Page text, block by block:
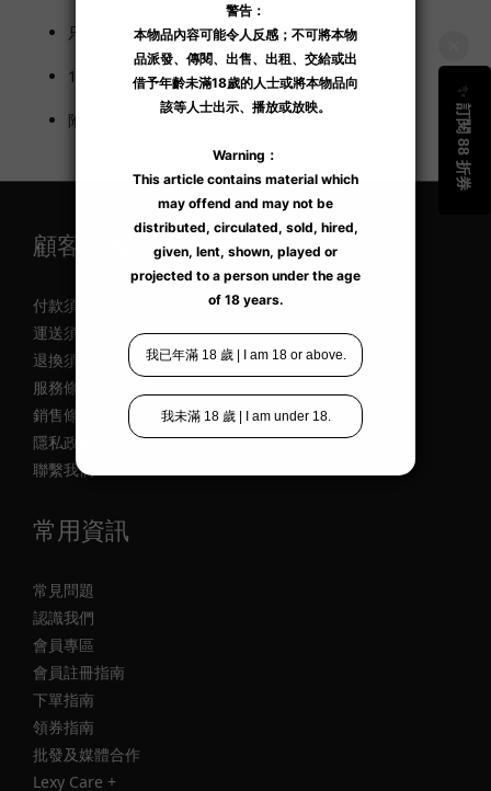
只需充電 1 小時即可使用長達 ​​3 小時。
100% 防水充電。
附 USB 充電線。
顧客須知
付款須知
運送須知
退換須知
服務條款
銷售條款
隱私政策
聯繫我們
常用資訊
常見問題
認識我們
會員專區
會員註冊指南
下單指南
領券指南
批發及媒體合作
Lexy Care +